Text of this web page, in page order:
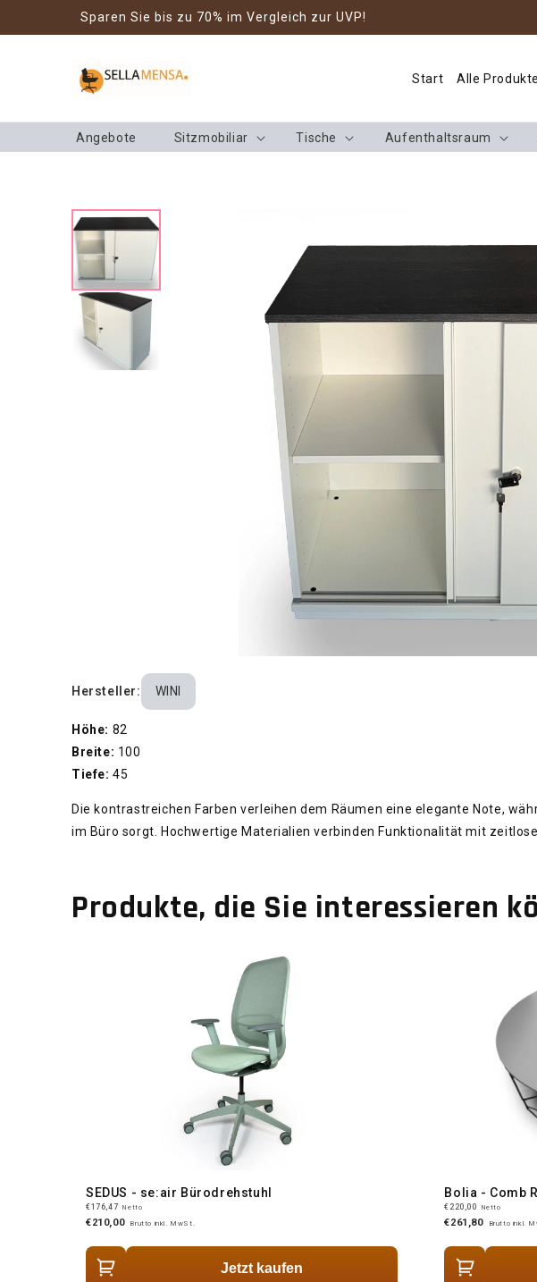
Sparen Sie bis zu 70% im Vergleich zur UVP!
Start Alle Produkte
Angebote Sitzmobiliar Tische Aufenthaltsraum
Hersteller: WINI
Höhe: 82
Breite: 100
Tiefe: 45
Die kontrastreichen Farben verleihen dem Räumen eine elegante Note,
im Büro sorgt. Hochwertige Materialien verbinden Funktionalität mit
Produkte, die Sie interessieren
SEDUS - se:air Bürodrehstuhl
€176,47 Netto
€210,00 Brutto inkl. MwSt.
Jetzt kaufen
Bolia - Comb
€220,00 Netto
€261,80 Brutto inkl.